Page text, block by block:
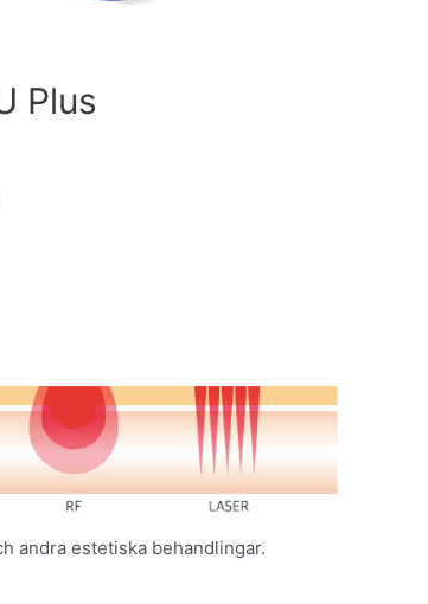
Plus
andra estetiska behandlingar.